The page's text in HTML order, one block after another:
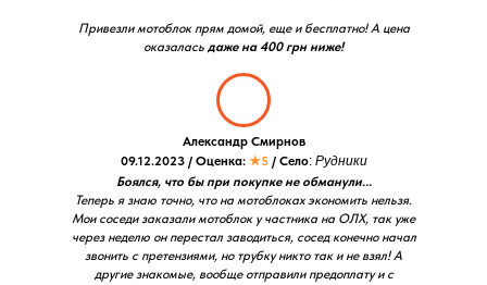
Боялся, что бы при покупке не обманули...
Теперь я знаю точно, что на мотоблоках экономить нельзя.
Мои соседи заказали мотоблок у частника на ОЛХ, так уже
через неделю он перестал заводиться, сосед конечно начал
звонить с претензиями, но трубку никто так и не взял! А
другие знакомые, вообще отправили предоплату и с
Александр Смирнов
09.12.2023 / Оценка: ★5 / Село: Рудники
Привезли мотоблок прям домой, еще и бесплатно! А цена
оказалась даже на 400 грн ниже!